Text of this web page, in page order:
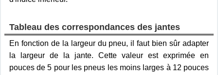
Tableau des correspondances des jantes
En fonction de la largeur du pneu, il faut bien sûr adapter
la largeur de la jante. Cette valeur est exprimée en
pouces de 5 pour les pneus les moins larges à 12 pouces